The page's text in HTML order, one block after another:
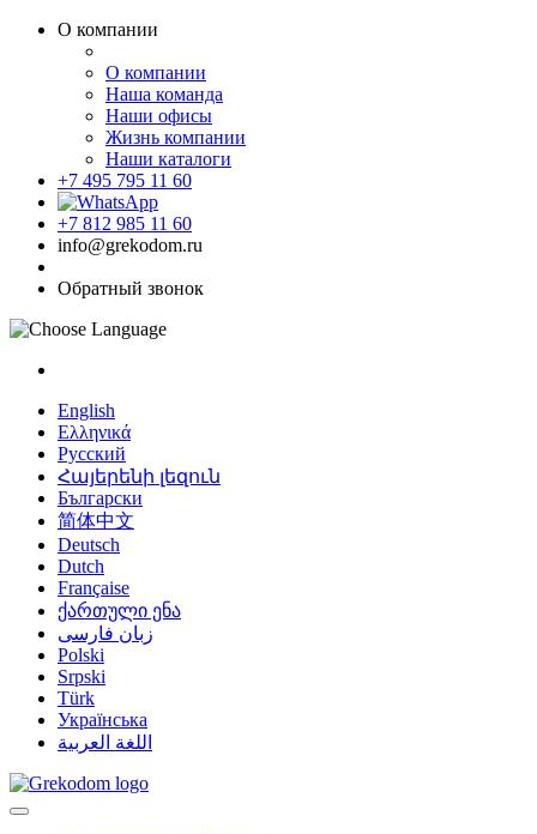
О компании
О компании
Наша команда
Наши офисы
Жизнь компании
Наши каталоги
+7 495 795 11 60
+7 812 985 11 60
info@grekodom.ru
Обратный звонок
English
Ελληνικά
Русский
Հայերենի լեզուն
Български
简体中文
Deutsch
Dutch
Française
ქართული ენა
زبان فارسی
Polski
Srpski
Türk
Українська
اللغة العربية